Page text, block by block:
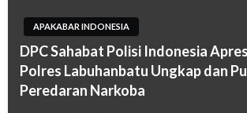
APAKABAR INDONESIA
DPC Sahabat Polisi Indonesia
Polres Labuhanbatu Ungkap dan
Peredaran Narkoba